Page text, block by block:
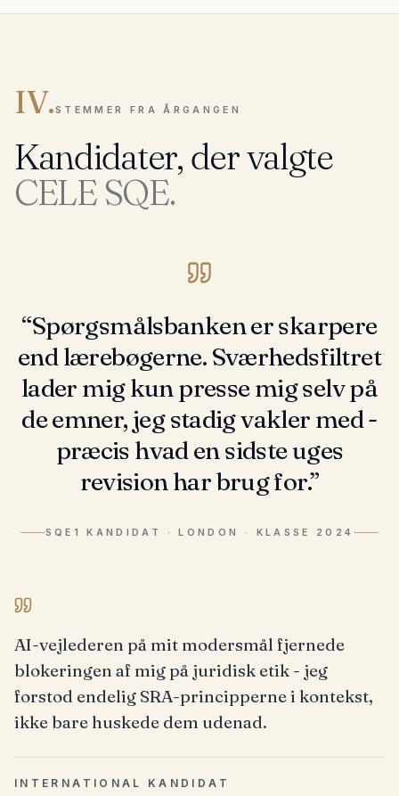
IV.STEMMER FRA ÅRGANGEN
Kandidater, der valgte
CELE SQE.
“Spørgsmålsbanken er skarpere
end lærebøgerne. Sværhedsfiltret
lader mig kun presse mig selv på
de emner, jeg stadig vakler med -
præcis hvad en sidste uges
revision har brug for.”
SQE1 KANDIDAT ·LONDON · KLASSE 2024
AI-vejlederen på mit modersmål fjernede
blokeringen af mig på juridisk etik - jeg
forstod endelig SRA-principperne i kontekst,
ikke bare huskede dem udenad.
INTERNATIONAL KANDIDAT